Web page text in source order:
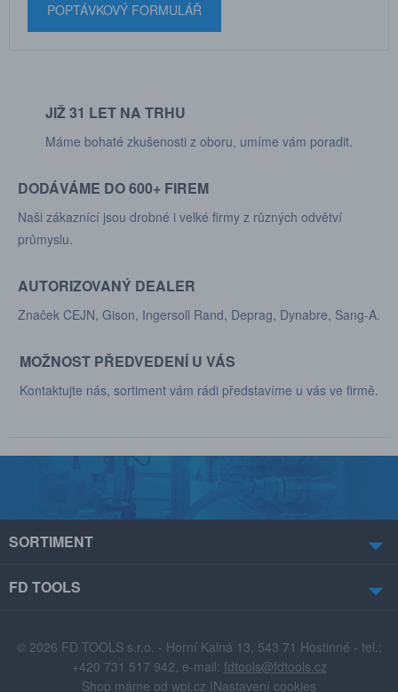
POPTÁVKOVÝ FORMULÁŘ
JIŽ 31 LET NA TRHU
Máme bohaté zkušenosti z oboru, umíme vám poradit.
DODÁVÁME DO 600+ FIREM
Naši zákaznící jsou drobné i velké firmy z různých odvětví
průmyslu.
AUTORIZOVANÝ DEALER
Značek CEJN, Gison, Ingersoll Rand, Deprag, Dynabre, Sang-A.
MOŽNOST PŘEDVEDENÍ U VÁS
Kontaktujte nás, sortiment vám rádi představíme u vás ve firmě.
SORTIMENT
FD TOOLS
© 2026 FD TOOLS s.r.o. - Horní Kalná 13, 543 71 Hostinné - tel.:
+420 731 517 942, e-mail: fdtools@fdtools.cz
Shop máme od wpj.cz |Nastavení cookies